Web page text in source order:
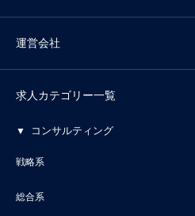
運営会社
求人カテゴリー一覧
コンサルティング
戦略系
総合系